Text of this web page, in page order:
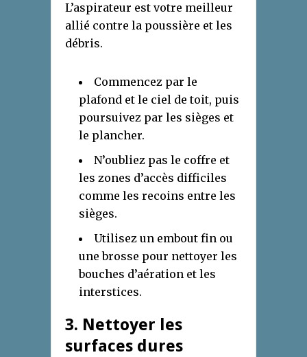
L’aspirateur est votre meilleur
allié contre la poussière et les
débris.
Commencez par le
plafond et le ciel de toit, puis
poursuivez par les sièges et
le plancher.
N’oubliez pas le coffre et
les zones d’accès difficiles
comme les recoins entre les
sièges.
Utilisez un embout fin ou
une brosse pour nettoyer les
bouches d’aération et les
interstices.
3. Nettoyer les
surfaces dures